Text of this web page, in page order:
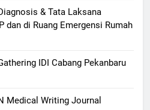
& Tata Laksana
dan di Ruang Emergensi Rumah
IDI Cabang Pekanbaru
Medical Writing Journal